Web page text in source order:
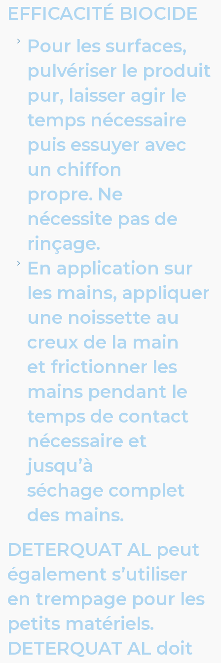
EFFICACITÉ BIOCIDE
Pour les surfaces,
pulvériser le produit
pur, laisser agir le
temps nécessaire
puis essuyer avec
un chiffon
propre. Ne
nécessite pas de
rinçage.
En application sur
les mains, appliquer
une noissette au
creux de la main
et frictionner les
mains pendant le
temps de contact
nécessaire et
jusqu’à
séchage complet
des mains.
DETERQUAT AL peut
également s’utiliser
en trempage pour les
petits matériels.
DETERQUAT AL doit